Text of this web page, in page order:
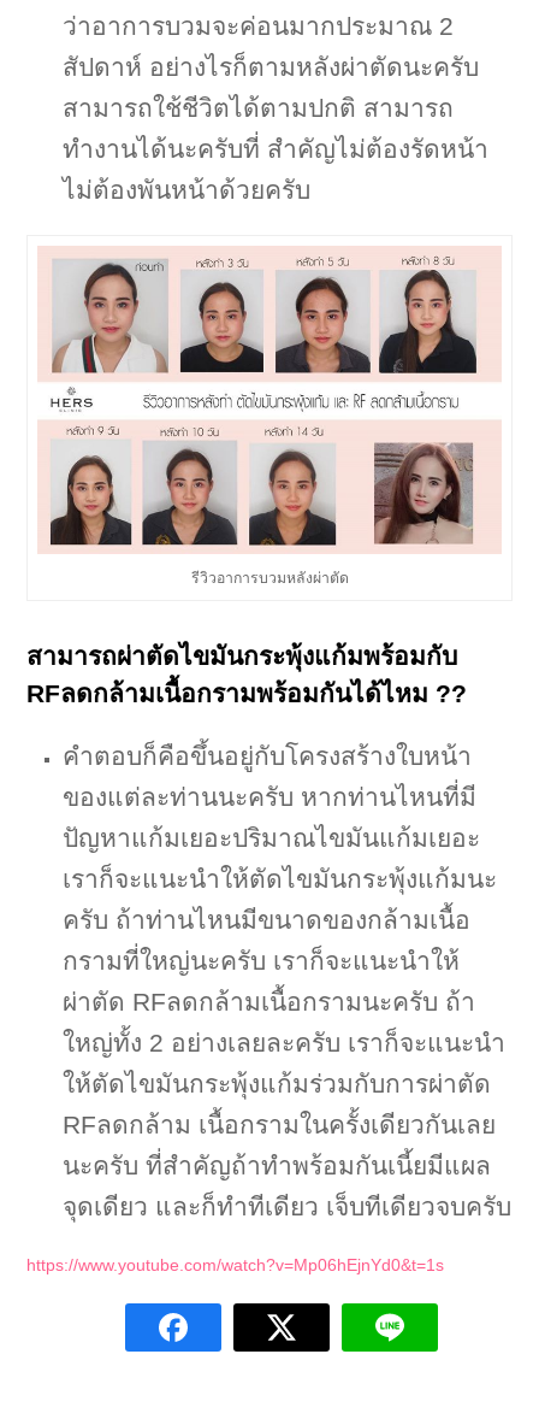
ว่าอาการบวมจะค่อนมากประมาณ 2
สัปดาห์ อย่างไรก็ตามหลังผ่าตัดนะครับ
สามารถใช้ชีวิตได้ตามปกติ สามารถ
ทำงานได้นะครับที่ สำคัญไม่ต้องรัดหน้า
ไม่ต้องพันหน้าด้วยครับ
รีวิวอาการบวมหลังผ่าตัด
สามารถผ่าตัดไขมันกระพุ้งแก้มพร้อมกับ
RFลดกล้ามเนื้อกรามพร้อมกันได้ไหม ??
คำตอบก็คือขึ้นอยู่กับโครงสร้างใบหน้า
ของแต่ละท่านนะครับ หากท่านไหนที่มี
ปัญหาแก้มเยอะปริมาณไขมันแก้มเยอะ
เราก็จะแนะนำให้ตัดไขมันกระพุ้งแก้มนะ
ครับ ถ้าท่านไหนมีขนาดของกล้ามเนื้อ
กรามที่ใหญ่นะครับ เราก็จะแนะนำให้
ผ่าตัด RFลดกล้ามเนื้อกรามนะครับ ถ้า
ใหญ่ทั้ง 2 อย่างเลยละครับ เราก็จะแนะนำ
ให้ตัดไขมันกระพุ้งแก้มร่วมกับการผ่าตัด
RFลดกล้าม เนื้อกรามในครั้งเดียวกันเลย
นะครับ ที่สำคัญถ้าทำพร้อมกันเนี้ยมีแผล
จุดเดียว และก็ทำทีเดียว เจ็บทีเดียวจบครับ
https://www.youtube.com/watch?v=Mp06hEjnYd0&t=1s